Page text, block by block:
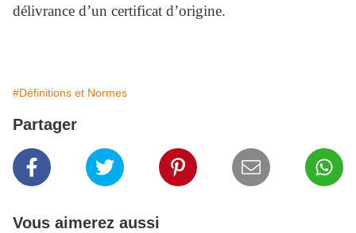
délivrance d’un certificat d’origine.
#Définitions et Normes
Partager
Vous aimerez aussi